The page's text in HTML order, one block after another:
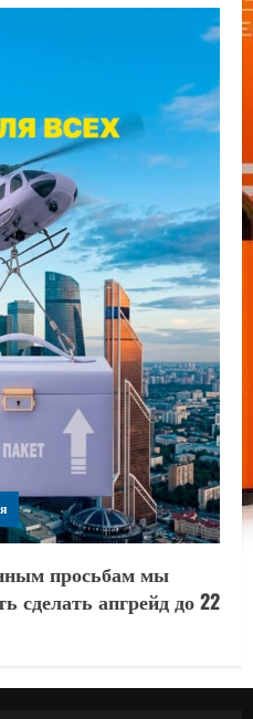
просьбам мы
сделать апгрейд до 22